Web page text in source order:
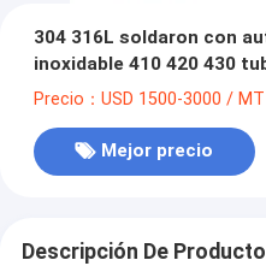
304 316L soldaron con
inoxidable 410 420 430
Precio：USD 1500-3000 / MT
Mejor precio
Descripción De Producto